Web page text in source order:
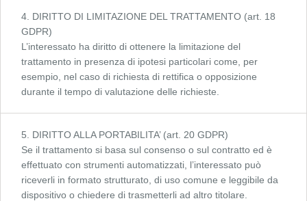
4. DIRITTO DI LIMITAZIONE DEL TRATTAMENTO (art. 18
GDPR)
L’interessato ha diritto di ottenere la limitazione del
trattamento in presenza di ipotesi particolari come, per
esempio, nel caso di richiesta di rettifica o opposizione
durante il tempo di valutazione delle richieste.
5. DIRITTO ALLA PORTABILITA’ (art. 20 GDPR)
Se il trattamento si basa sul consenso o sul contratto ed è
effettuato con strumenti automatizzati, l’interessato può
riceverli in formato strutturato, di uso comune e leggibile da
dispositivo o chiedere di trasmetterli ad altro titolare.